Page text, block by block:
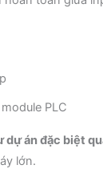
PLC
dự án đặc biệt
lớn.